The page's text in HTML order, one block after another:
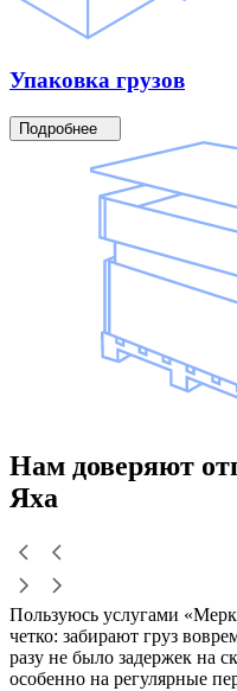
Упаковка грузов
Подробнее
Нам доверяют
Яха
Пользуюсь услугами
четко: забирают груз
разу не было задержек на
особенно на регулярные